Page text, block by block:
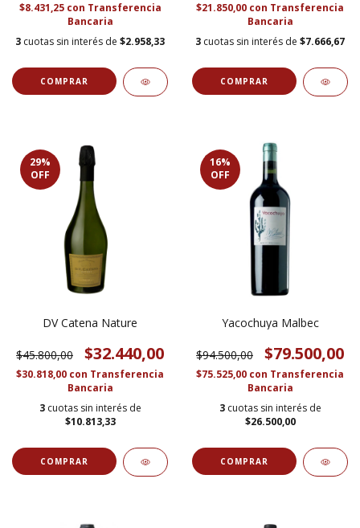
$8.431,25 con Transferencia
Bancaria
3 cuotas sin interés de $2.958,33
$21.850,00 con Transferencia
Bancaria
3 cuotas sin interés de $7.666,67
29%
OFF
DV Catena Nature
$45.800,00 $32.440,00
$30.818,00 con Transferencia
Bancaria
3 cuotas sin interés de
$10.813,33
16%
OFF
Yacochuya Malbec
$94.500,00 $79.500,00
$75.525,00 con Transferencia
Bancaria
3 cuotas sin interés de
$26.500,00